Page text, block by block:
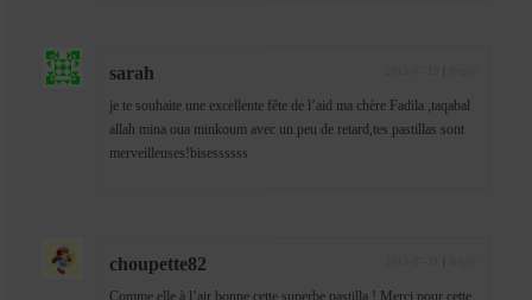
sarah
je te souhaite une excellente fête de l’aid ma chère Fadila ,taqabal
allah mina oua minkoum avec un peu de retard,tes pastillas sont
merveilleuses!bisessssss
choupette82
Comme elle à l’air bonne cette superbe pastilla ! Merci pour cette